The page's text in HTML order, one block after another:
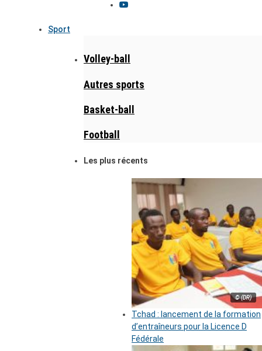
Sport
Volley-ball
Autres sports
Basket-ball
Football
Les plus récents
© (DR)
Tchad : lancement de la formation
d’entraîneurs pour la Licence D
Fédérale